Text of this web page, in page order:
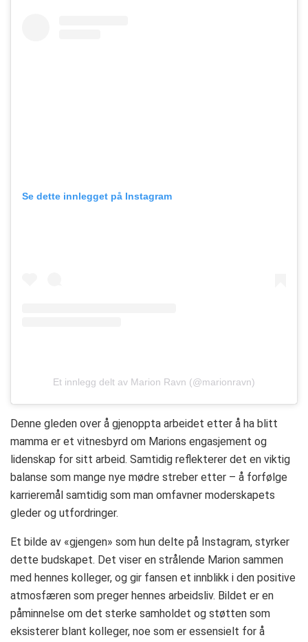
Se dette innlegget på Instagram
Et innlegg delt av Marion Ravn (@marionravn)
Denne gleden over å gjenoppta arbeidet etter å ha blitt
mamma er et vitnesbyrd om Marions engasjement og
lidenskap for sitt arbeid. Samtidig reflekterer det en viktig
balanse som mange nye mødre streber etter – å forfølge
karrieremål samtidig som man omfavner moderskapets
gleder og utfordringer.
Et bilde av «gjengen» som hun delte på Instagram, styrker
dette budskapet. Det viser en strålende Marion sammen
med hennes kolleger, og gir fansen et innblikk i den positive
atmosfæren som preger hennes arbeidsliv. Bildet er en
påminnelse om det sterke samholdet og støtten som
eksisterer blant kolleger, noe som er essensielt for å